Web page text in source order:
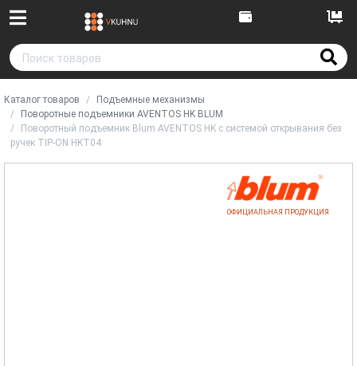
Каталог товаров
Подъемные механизмы
Поворотные подъемники AVENTOS HK BLUM
Поворотный подъемник Blum AVENTOS HK с системой открывания без
ручек TIP-ON HKT04
ОФИЦИАЛЬНАЯ ПРОДУКЦИЯ